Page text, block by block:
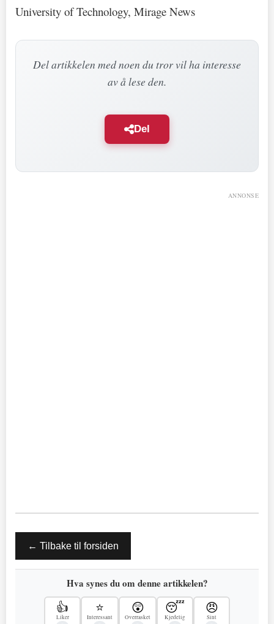
University of Technology, Mirage News
Del artikkelen med noen du tror vil ha interesse
av å lese den.
Del
ANNONSE
← Tilbake til forsiden
Hva synes du om denne artikkelen?
👍
Liker
⭐
Interessant
😲
Overrasket
😴
Kjedelig
😠
Sint